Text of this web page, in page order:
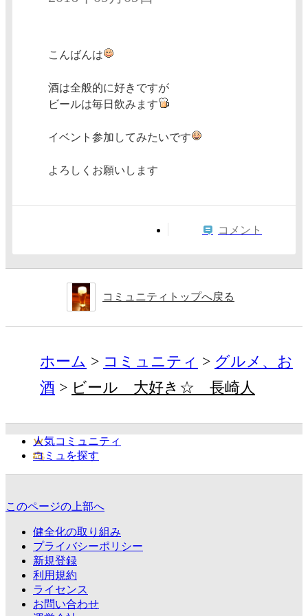
こんばんは
酒は全般的に好きですが
ビールは毎日飲みます
イベント参加してみたいです
よろしくお願いします
コメント
コミュニティトップへ戻る
ホーム コミュニティ
グルメ、お
酒
ビール 大好き☆ 長崎人
人気コミュニティ
コミュを探す
このページの上部へ
健全化の取り組み
プライバシーポリシー
新規登録
利用規約
ライセンス
お問い合わせ